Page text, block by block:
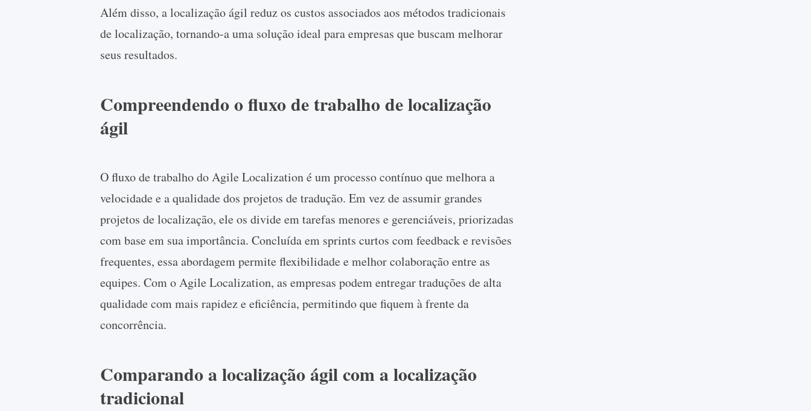
Além disso, a localização ágil reduz os custos associados aos métodos tradicionais
de localização, tornando-a uma solução ideal para empresas que buscam melhorar
seus resultados.
Compreendendo o fluxo de trabalho de localização
ágil
O fluxo de trabalho do Agile Localization é um processo contínuo que melhora a
velocidade e a qualidade dos projetos de tradução. Em vez de assumir grandes
projetos de localização, ele os divide em tarefas menores e gerenciáveis, priorizadas
com base em sua importância. Concluída em sprints curtos com feedback e revisões
frequentes, essa abordagem permite flexibilidade e melhor colaboração entre as
equipes. Com o Agile Localization, as empresas podem entregar traduções de alta
qualidade com mais rapidez e eficiência, permitindo que fiquem à frente da
concorrência.
Comparando a localização ágil com a localização
tradicional